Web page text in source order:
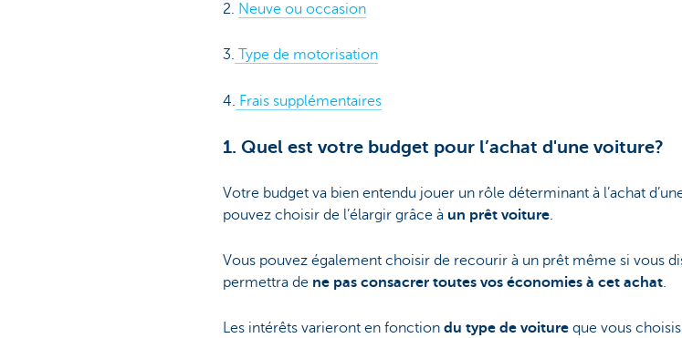
2. Neuve ou occasion
3. Type de motorisation
4. Frais supplémentaires
1. Quel est votre budget pour l’achat d'une voiture?
Votre budget va bien entendu jouer un rôle déterminant à l’achat
pouvez choisir de l’élargir grâce à un prêt voiture
Vous pouvez également choisir de recourir à un prêt même si vous
permettra de ne pas consacrer toutes vos économies à cet achat.
Les intérêts varieront en fonction du type de voiture que vous